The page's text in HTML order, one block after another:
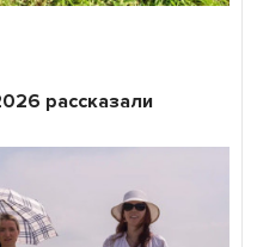
рассказали